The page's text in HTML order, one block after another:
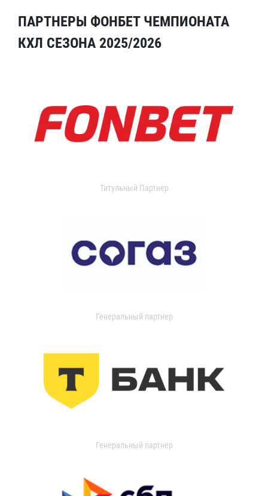
ПАРТНЕРЫ ФОНБЕТ ЧЕМПИОНАТА
КХЛ СЕЗОНА 2025/2026
Титульный Партнер
Генеральный партнер
Генеральный партнер